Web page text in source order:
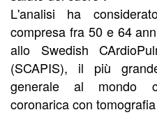
L'analisi ha
compresa fra 50 e 64
allo Swedish
(SCAPIS), il più
generale al mondo
coronarica con